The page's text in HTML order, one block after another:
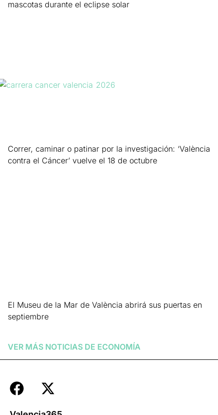
mascotas durante el eclipse solar
Correr, caminar o patinar por la investigación: ‘València
contra el Cáncer’ vuelve el 18 de octubre
El Museu de la Mar de València abrirá sus puertas en
septiembre
VER MÁS NOTICIAS DE ECONOMÍA